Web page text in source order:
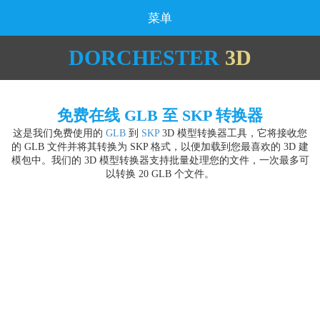
菜单
DORCHESTER 3D
免费在线 GLB 至 SKP 转换器
这是我们免费使用的 GLB 到 SKP3D 模型转换器工具，它将接收您
的 GLB 文件并将其转换为 SKP 格式，以便加载到您最喜欢的 3D 建
模包中。我们的 3D 模型转换器支持批量处理您的文件，一次最多可
以转换 20 GLB 个文件。